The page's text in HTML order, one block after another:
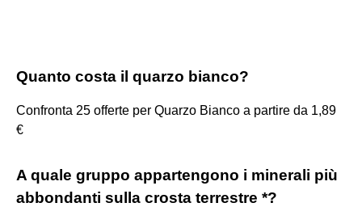
Quanto costa il quarzo bianco?
Confronta 25 offerte per Quarzo Bianco a partire da 1,89
€
A quale gruppo appartengono i minerali più
abbondanti sulla crosta terrestre *?